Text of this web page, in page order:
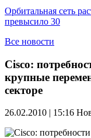
Орбитальная сеть
превысило 30
Все новости
Cisco:
крупные
секторе
26.02.2010 | 15:16